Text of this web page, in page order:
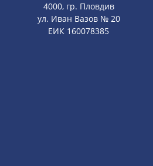
4000, гр. Пловдив
ул. Иван Вазов № 20
ЕИК 160078385